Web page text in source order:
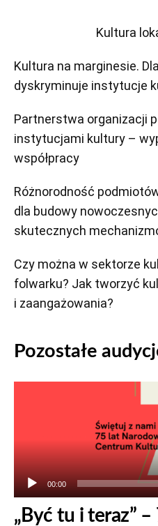
Kultura
Kultura na marginesie.
dyskryminuje instytucje
Partnerstwa organizacji
instytucjami kultury –
współpracy
Różnorodność
dla budowy
skutecznych
Czy można w sektorze
folwarku? Jak tworzyć
i zaangażowania?
Pozostałe
00:00
„Być tu i teraz”